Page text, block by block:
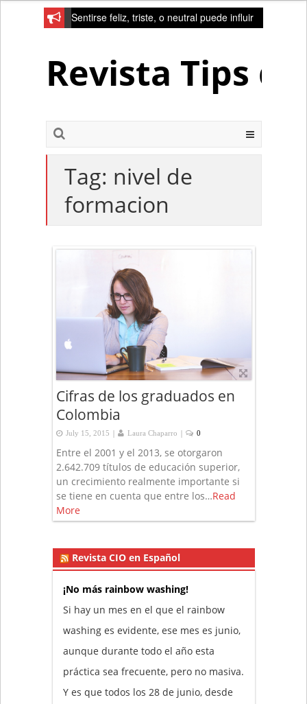
Sentirse feliz, triste, o neutral puede influir
Revista Tips
Tag: nivel de
formacion
Cifras de los graduados en
Colombia
July 15, 2015 | Laura Chaparro | 0
Entre el 2001 y el 2013, se otorgaron
2.642.709 títulos de educación superior,
un crecimiento realmente importante si
se tiene en cuenta que entre los…Read
More
Revista CIO en Español
¡No más rainbow washing!
Si hay un mes en el que el rainbow
washing es evidente, ese mes es junio,
aunque durante todo el año esta
práctica sea frecuente, pero no masiva.
Y es que todos los 28 de junio, desde